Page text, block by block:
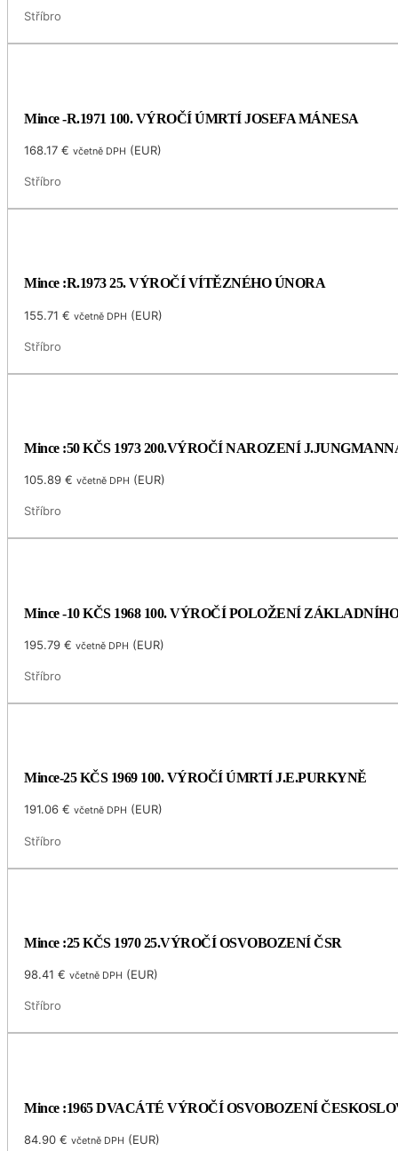
Stříbro
Mince -R.1971 100. VÝROČÍ ÚMRTÍ JOSEFA MÁNESA
168.17€ včetně DPH (EUR)
Stříbro
Mince :R.1973 25. VÝROČÍ VÍTĚZNÉHO ÚNORA
155.71€ včetně DPH (EUR)
Stříbro
Mince :50 KČS 1973 200.VÝROČÍ NAROZENÍ
105.89€ včetně DPH (EUR)
Stříbro
Mince -10 KČS 1968 100. VÝROČÍ POLOŽENÍ
195.79€ včetně DPH (EUR)
Stříbro
Mince-25 KČS 1969 100. VÝROČÍ ÚMRTÍ J.E.PURKYNĚ
191.06€ včetně DPH (EUR)
Stříbro
Mince :25 KČS 1970 25.VÝROČÍ OSVOBOZENÍ ČSR
98.41€ včetně DPH (EUR)
Stříbro
Mince :1965 DVACÁTÉ VÝROČÍ OSVOBOZENÍ
84.90€ včetně DPH (EUR)